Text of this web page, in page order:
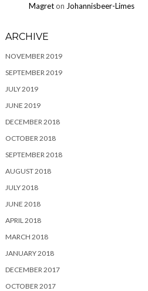
Magreton Johannisbeer-Limes
ARCHIVE
NOVEMBER 2019
SEPTEMBER 2019
JULY 2019
JUNE 2019
DECEMBER 2018
OCTOBER 2018
SEPTEMBER 2018
AUGUST 2018
JULY 2018
JUNE 2018
APRIL 2018
MARCH 2018
JANUARY 2018
DECEMBER 2017
OCTOBER 2017